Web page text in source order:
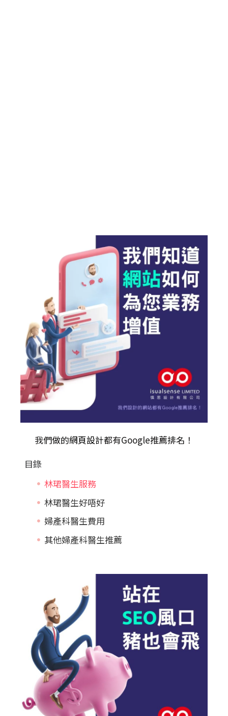
我們做的網頁設計都有Google推薦排名！
目錄
林珺醫生服務
林珺醫生好唔好
婦產科醫生費用
其他婦產科醫生推薦